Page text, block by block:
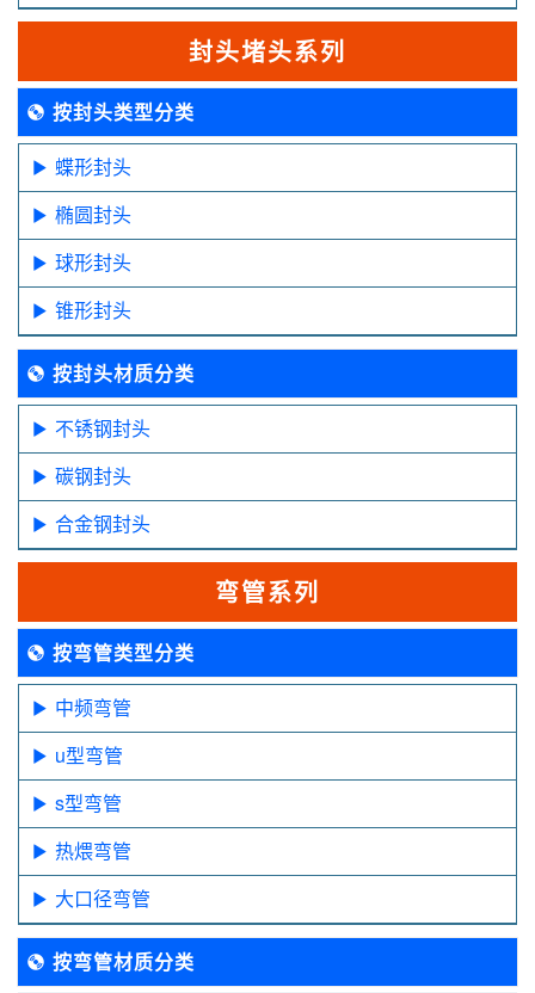
封头堵头系列
按封头类型分类
蝶形封头
椭圆封头
球形封头
锥形封头
按封头材质分类
不锈钢封头
碳钢封头
合金钢封头
弯管系列
按弯管类型分类
中频弯管
u型弯管
s型弯管
热煨弯管
大口径弯管
按弯管材质分类